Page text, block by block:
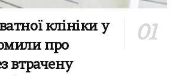
клініки у
про
втрачену